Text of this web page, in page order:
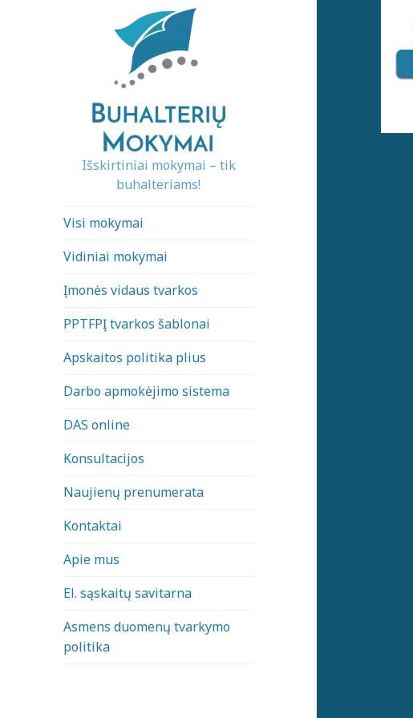
Išskirtiniai mokymai – tik
buhalteriams!
Visi mokymai
Vidiniai mokymai
Įmonės vidaus tvarkos
PPTFPĮ tvarkos šablonai
Apskaitos politika plius
Darbo apmokėjimo sistema
DAS online
Konsultacijos
Naujienų prenumerata
Kontaktai
Apie mus
El. sąskaitų savitarna
Asmens duomenų tvarkymo
politika